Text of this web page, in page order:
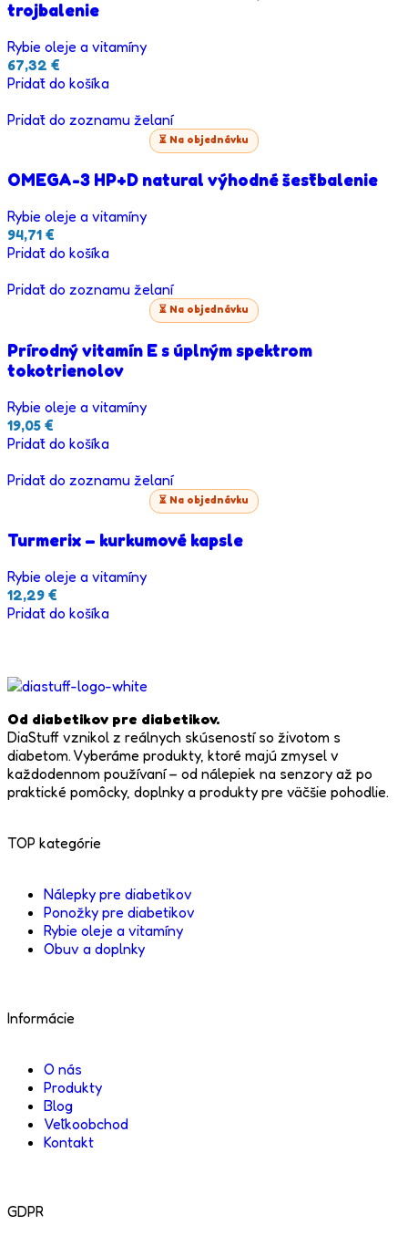
trojbalenie
Rybie oleje a vitamíny
67,32 €
Pridať do košíka
Pridať do zoznamu želaní
⏳ Na objednávku
OMEGA-3 HP+D natural výhodné šesťbalenie
Rybie oleje a vitamíny
94,71 €
Pridať do košíka
Pridať do zoznamu želaní
⏳ Na objednávku
Prírodný vitamín E s úplným spektrom
tokotrienolov
Rybie oleje a vitamíny
19,05 €
Pridať do košíka
Pridať do zoznamu želaní
⏳ Na objednávku
Turmerix – kurkumové kapsle
Rybie oleje a vitamíny
12,29 €
Pridať do košíka
Od diabetikov pre diabetikov.
DiaStuff vznikol z reálnych skúseností so životom s
diabetom. Vyberáme produkty, ktoré majú zmysel v
každodennom používaní – od nálepiek na senzory až po
praktické pomôcky, doplnky a produkty pre väčšie pohodlie.
TOP kategórie
Nálepky pre diabetikov
Ponožky pre diabetikov
Rybie oleje a vitamíny
Obuv a doplnky
Informácie
O nás
Produkty
Blog
Veľkoobchod
Kontakt
GDPR